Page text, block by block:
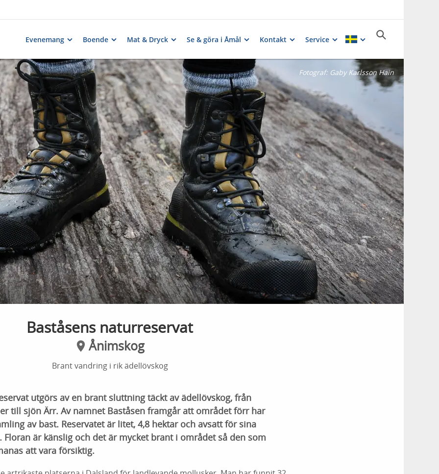
Evenemang Boende Mat & Dryck Se & göra i Åmål Kontakt Service
Fotograf: Gaby Karlsson Hain
Baståsens naturreservat
Ånimskog
Brant vandring i rik ädellövskog
utgörs av en brant sluttning täckt av ädellövskog, från
till sjön Ärr. Av namnet Baståsen framgår att området förr har
av bast. Reservatet är litet, 4,8 hektar och avsatt för sina
Floran är känslig och det är mycket brant i området så den som
att vara försiktig.